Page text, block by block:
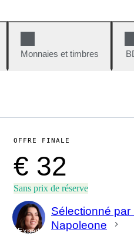
Monnaies et timbres
OFFRE FINALE
€ 32
Sans prix de réserve
Expert
Sélectionné par
Napoleone